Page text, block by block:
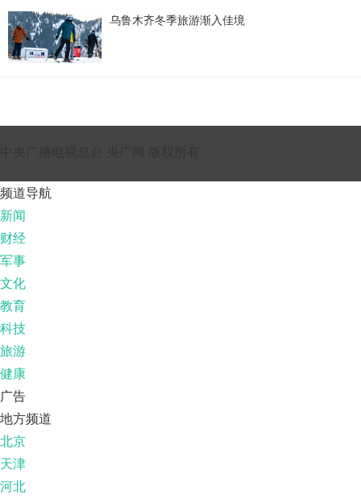
乌鲁木齐冬季旅游渐入佳境
频道导航
新闻
财经
军事
文化
教育
科技
旅游
健康
广告
地方频道
北京
天津
河北